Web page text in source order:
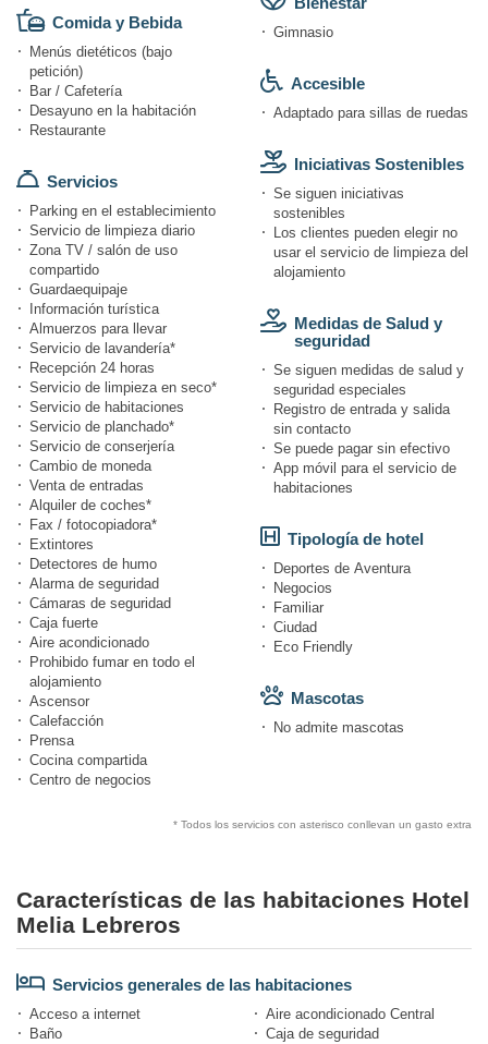
Comida y Bebida
Menús dietéticos (bajo
petición)
Bar / Cafetería
Desayuno en la habitación
Restaurante
Servicios
Parking en el establecimiento
Servicio de limpieza diario
Zona TV / salón de uso
compartido
Guardaequipaje
Información turística
Almuerzos para llevar
Servicio de lavandería*
Recepción 24 horas
Servicio de limpieza en seco*
Servicio de habitaciones
Servicio de planchado*
Servicio de conserjería
Cambio de moneda
Venta de entradas
Alquiler de coches*
Fax / fotocopiadora*
Extintores
Detectores de humo
Alarma de seguridad
Cámaras de seguridad
Caja fuerte
Aire acondicionado
Prohibido fumar en todo el
alojamiento
Ascensor
Calefacción
Prensa
Cocina compartida
Centro de negocios
Gimnasio
Accesible
Adaptado para sillas de ruedas
Iniciativas Sostenibles
Se siguen iniciativas
sostenibles
Los clientes pueden elegir no
usar el servicio de limpieza del
alojamiento
Medidas de Salud y
seguridad
Se siguen medidas de salud y
seguridad especiales
Registro de entrada y salida
sin contacto
Se puede pagar sin efectivo
App móvil para el servicio de
habitaciones
Tipología de hotel
Deportes de Aventura
Negocios
Familiar
Ciudad
Eco Friendly
Mascotas
No admite mascotas
* Todos los servicios con asterisco conllevan un gasto extra
Características de las habitaciones Hotel
Melia Lebreros
Servicios generales de las habitaciones
Acceso a internet
Aire acondicionado Central
Baño
Caja de seguridad